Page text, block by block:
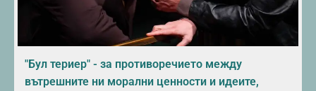
"Бул териер" - за противоречието между
вътрешните ни морални ценности и идеите,